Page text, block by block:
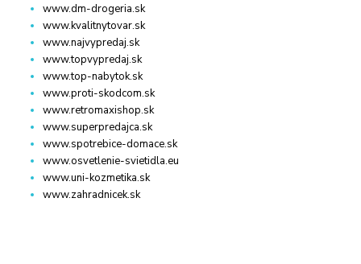
www.dm-drogeria.sk
www.kvalitnytovar.sk
www.najvypredaj.sk
www.topvypredaj.sk
www.top-nabytok.sk
www.proti-skodcom.sk
www.retromaxishop.sk
www.superpredajca.sk
www.spotrebice-domace.sk
www.osvetlenie-svietidla.eu
www.uni-kozmetika.sk
www.zahradnicek.sk